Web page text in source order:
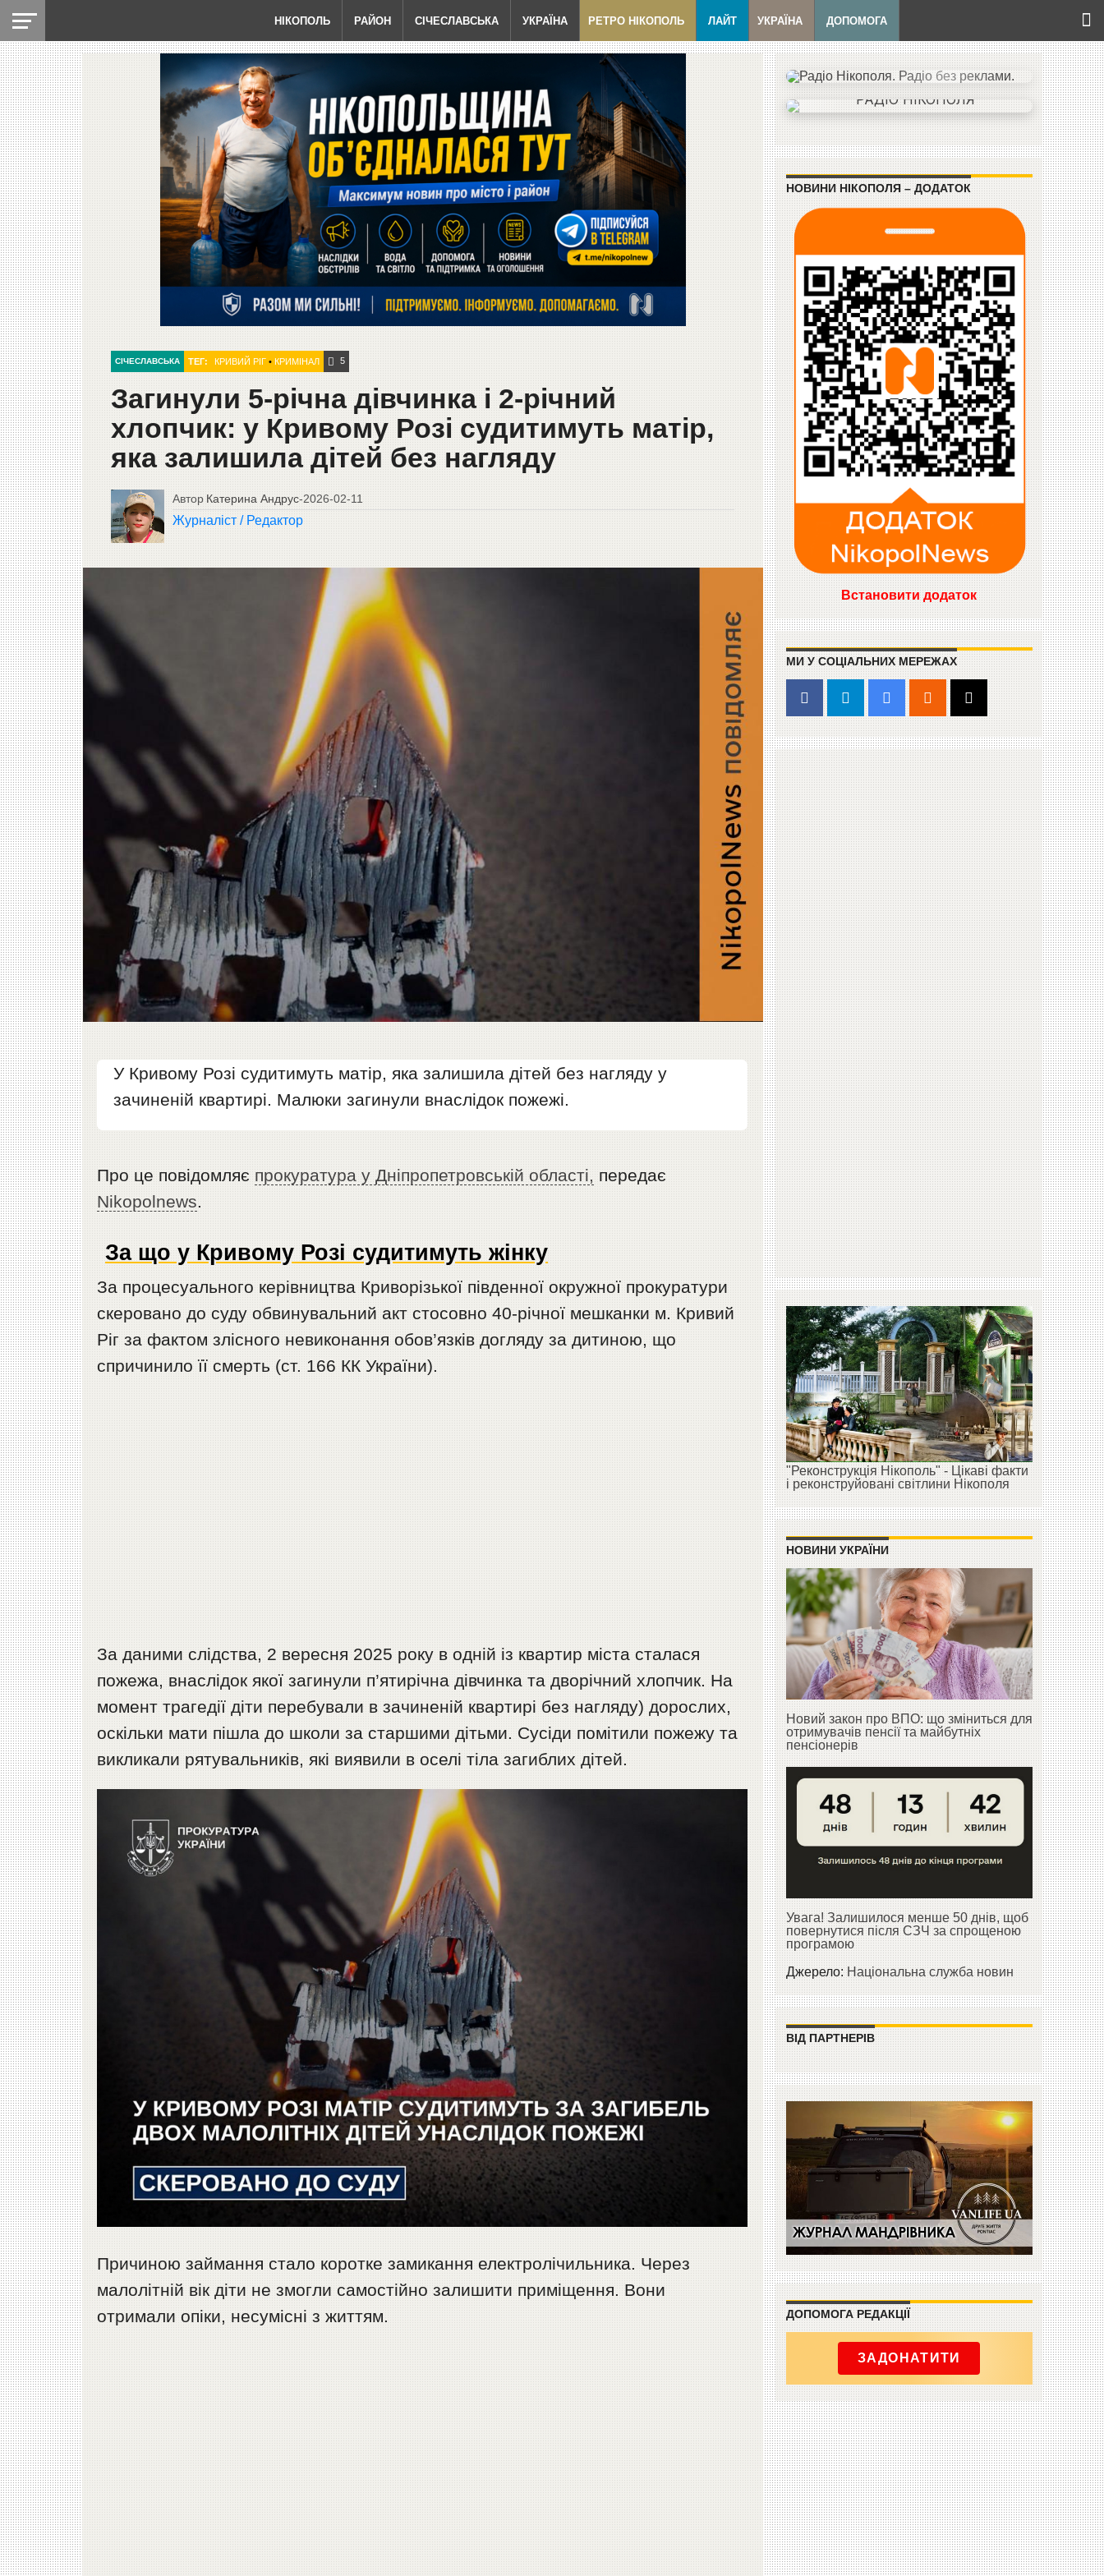
НІКОПОЛЬ РАЙОН СІЧЕСЛАВСЬКА УКРАЇНА РЕТРО НІКОПОЛЬ ЛАЙТ УКРАЇНА ДОПОМОГА
СІЧЕСЛАВСЬКА ТЕГ: КРИВИЙ РІГ• КРИМІНАЛ 5
Загинули 5-річна дівчинка і 2-річний
хлопчик: у Кривому Розі судитимуть матір,
яка залишила дітей без нагляду
Автор Катерина Андрус-2026-02-11
Журналіст / Редактор
У Кривому Розі судитимуть матір, яка залишила дітей без нагляду у
зачиненій квартирі. Малюки загинули внаслідок пожежі.
Про це повідомляє прокуратура у Дніпропетровській області, передає
Nikopolnews.
За що у Кривому Розі судитимуть жінку
За процесуального керівництва Криворізької південної окружної прокуратури
скеровано до суду обвинувальний акт стосовно 40-річної мешканки м. Кривий
Ріг за фактом злісного невиконання обов’язків догляду за дитиною, що
спричинило її смерть (ст. 166 КК України).
За даними слідства, 2 вересня 2025 року в одній із квартир міста сталася
пожежа, внаслідок якої загинули п’ятирічна дівчинка та дворічний хлопчик. На
момент трагедії діти перебували в зачиненій квартирі без нагляду) дорослих,
оскільки мати пішла до школи за старшими дітьми. Сусіди помітили пожежу та
викликали рятувальників, які виявили в оселі тіла загиблих дітей.
Причиною займання стало коротке замикання електролічильника. Через
малолітній вік діти не змогли самостійно залишити приміщення. Вони
отримали опіки, несумісні з життям.
НОВИНИ НІКОПОЛЯ – ДОДАТОК
Встановити додаток
МИ У СОЦІАЛЬНИХ МЕРЕЖАХ
"Реконструкція Нікополь" - Цікаві факти
і реконструйовані світлини Нікополя
НОВИНИ УКРАЇНИ
Новий закон про ВПО: що зміниться для
отримувачів пенсії та майбутніх
пенсіонерів
Увага! Залишилося менше 50 днів, щоб
повернутися після СЗЧ за спрощеною
програмою
Джерело:Національна служба новин
ВІД ПАРТНЕРІВ
ДОПОМОГА РЕДАКЦІЇ
ЗАДОНАТИТИ